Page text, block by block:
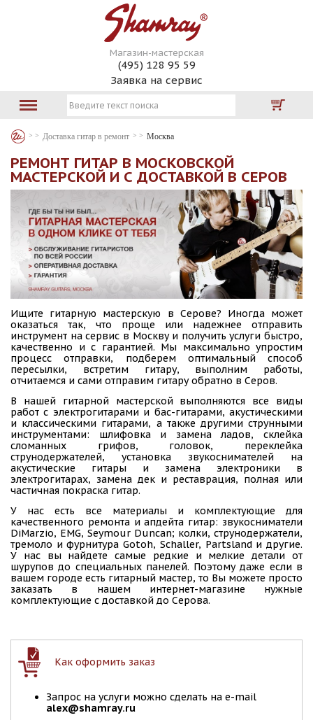
Магазин-мастерская
(495) 128 95 59
Заявка на сервис
Доставка гитар в ремонт Москва
РЕМОНТ ГИТАР В МОСКОВСКОЙ
МАСТЕРСКОЙ И С ДОСТАВКОЙ В СЕРОВ
Ищите гитарную мастерскую в Серове? Иногда может
оказаться так, что проще или надежнее отправить
инструмент на сервис в Москву и получить услуги быстро,
качественно и с гарантией. Мы максимально упростим
процесс отправки, подберем оптимальный способ
пересылки, встретим гитару, выполним работы,
отчитаемся и сами отправим гитару обратно в Серов.
В нашей гитарной мастерской выполняются все виды
работ с электрогитарами и бас-гитарами, акустическими
и классическими гитарами, а также другими струнными
инструментами: шлифовка и замена ладов, склейка
сломанных грифов, головок, переклейка
струнодержателей, установка звукоснимателей на
акустические гитары и замена электроники в
электрогитарах, замена дек и реставрация, полная или
частичная покраска гитар.
У нас есть все материалы и комплектующие для
качественного ремонта и апдейта гитар: звукосниматели
DiMarzio, EMG, Seymour Duncan; колки, струнодержатели,
тремоло и фурнитура Gotoh, Schaller, Partsland и другие.
У нас вы найдете самые редкие и мелкие детали от
шурупов до специальных панелей. Поэтому даже если в
вашем городе есть гитарный мастер, то Вы можете просто
заказать в нашем интернет-магазине нужные
комплектующие с доставкой до Серова.
Как оформить заказ
Запрос на услуги можно сделать на e-mail
alex@shamray.ru